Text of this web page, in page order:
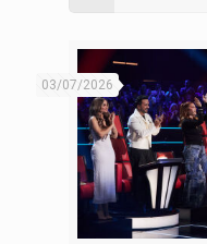
03/07/2026